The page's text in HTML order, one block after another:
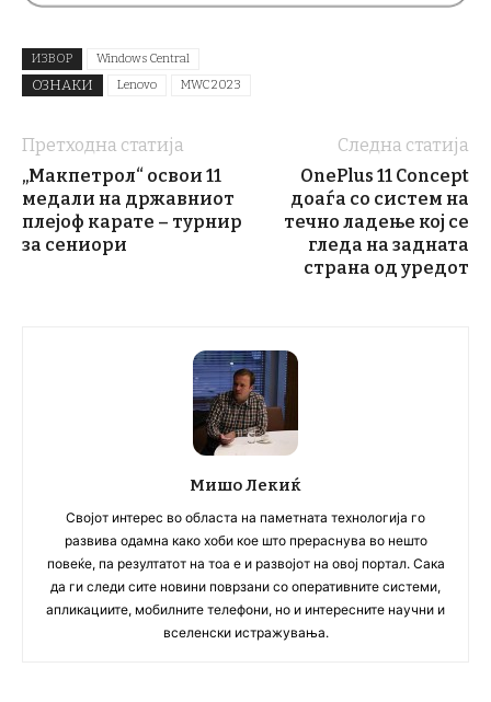
ИЗВОР Windows Central
ОЗНАКИ Lenovo MWC 2023
Претходна статија
„Макпетрол“ освои 11
медали на државниот
плејоф карате – турнир
за сениори
Следна статија
OnePlus 11 Concept
доаѓа со систем на
течно ладење кој се
гледа на задната
страна од уредот
Мишо Лекиќ
Својот интерес во областа на паметната технологија го
развива одамна како хоби кое што прераснува во нешто
повеќе, па резултатот на тоа е и развојот на овој портал. Сака
да ги следи сите новини поврзани со оперативните системи,
апликациите, мобилните телефони, но и интересните научни и
вселенски истражувања.